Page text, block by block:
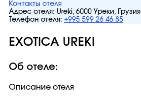
Контакты отеля
Адрес отеля: Ureki, 6000 Уреки, Грузия
Телефон отеля: +995 599 26 46 85
EXOTICA UREKI
Об отеле:
Описание отеля